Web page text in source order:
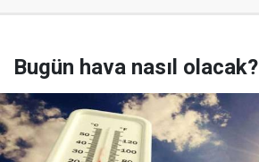
Bugün hava nasıl olacak?